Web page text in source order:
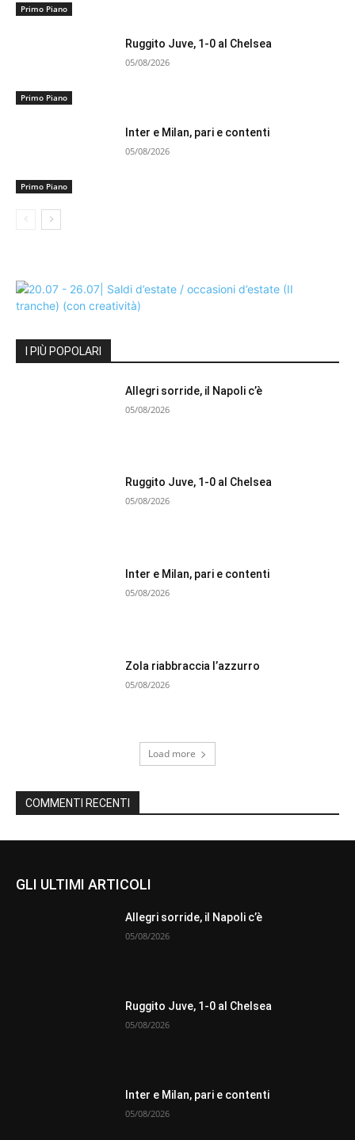
Primo Piano
Primo Piano
Ruggito Juve, 1-0 al Chelsea
05/08/2026
Primo Piano
Inter e Milan, pari e contenti
05/08/2026
I PIÙ POPOLARI
Allegri sorride, il Napoli c’è
05/08/2026
Ruggito Juve, 1-0 al Chelsea
05/08/2026
Inter e Milan, pari e contenti
05/08/2026
Zola riabbraccia l’azzurro
05/08/2026
Load more
COMMENTI RECENTI
GLI ULTIMI ARTICOLI
Allegri sorride, il Napoli c’è
05/08/2026
Ruggito Juve, 1-0 al Chelsea
05/08/2026
Inter e Milan, pari e contenti
05/08/2026